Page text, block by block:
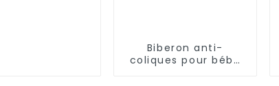
Biberon anti-
coliques pour bébé